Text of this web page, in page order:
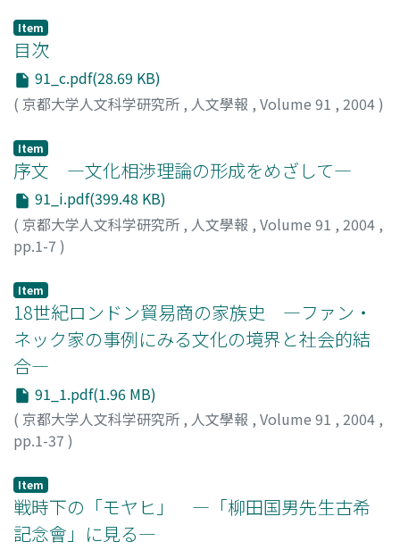
Item
目次
91_c.pdf(28.69 KB)
( 京都大学人文科学研究所 , 人文學報 , Volume 91 , 2004)
Item
序文 ―文化相渉理論の形成をめざして―
91_i.pdf(399.48 KB)
( 京都大学人文科学研究所 , 人文學報 , Volume 91 , 2004 ,
pp.1-7 )
Item
18世紀ロンドン貿易商の家族史 ―ファン・
ネック家の事例にみる文化の境界と社会的結
合―
91_1.pdf(1.96 MB)
( 京都大学人文科学研究所 , 人文學報 , Volume 91 , 2004 ,
pp.1-37 )
ウItem
戦時下の「モヤヒ」 ―「柳田国男先生古希
記念會」に見る―